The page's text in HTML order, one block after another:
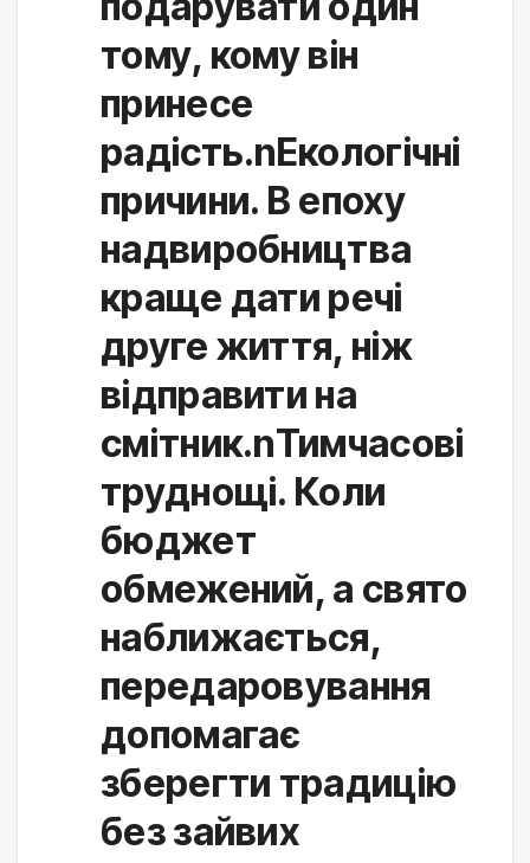
тому, кому він
принесе
радість.nЕкологічні
причини. В епоху
надвиробництва
краще дати речі
друге життя, ніж
відправити на
смітник.nТимчасові
труднощі. Коли
бюджет
обмежений, а свято
наближається,
передаровування
допомагає
зберегти традицію
без зайвих